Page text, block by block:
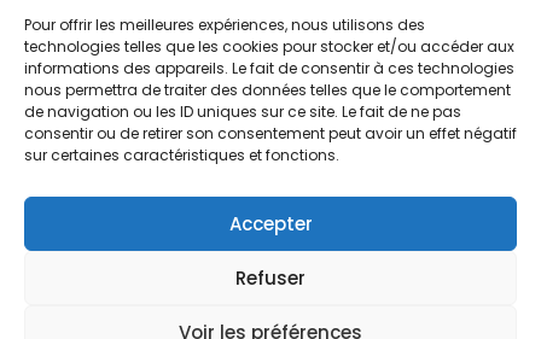
Pour offrir les meilleures expériences, nous utilisons des
technologies telles que les cookies pour stocker et/ou accéder aux
informations des appareils. Le fait de consentir à ces technologies
nous permettra de traiter des données telles que le comportement
de navigation ou les ID uniques sur ce site. Le fait de ne pas
consentir ou de retirer son consentement peut avoir un effet négatif
sur certaines caractéristiques et fonctions.
Accepter
Refuser
Voir les préférences
Insert HTML text here.
Qui sommes nous
Mentions légales
Plan du Site